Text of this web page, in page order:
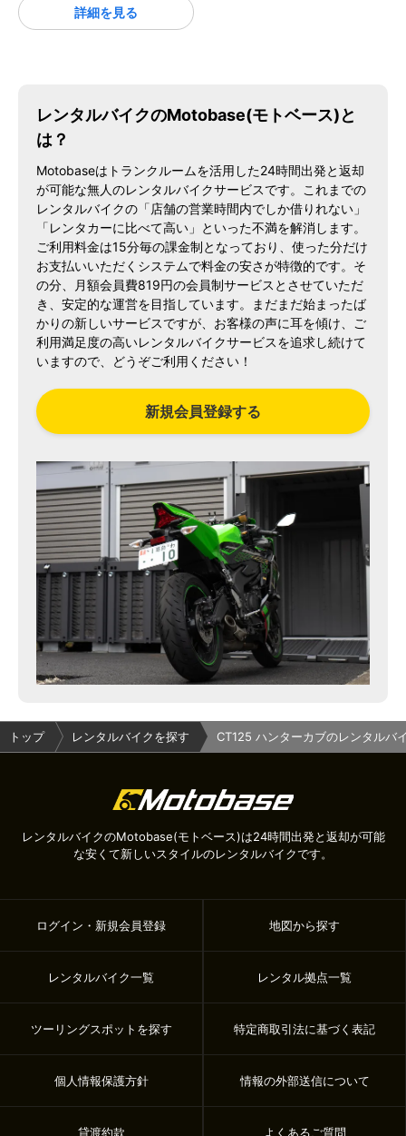
詳細を見る
レンタルバイクのMotobase(モトベース)と
は？
Motobaseはトランクルームを活用した24時間出発と返却
が可能な無人のレンタルバイクサービスです。これまでの
レンタルバイクの「店舗の営業時間内でしか借りれない」
「レンタカーに比べて高い」といった不満を解消します。
ご利用料金は15分毎の課金制となっており、使った分だけ
お支払いいただくシステムで料金の安さが特徴的です。そ
の分、月額会員費819円の会員制サービスとさせていただ
き、安定的な運営を目指しています。まだまだ始まったば
かりの新しいサービスですが、お客様の声に耳を傾け、ご
利用満足度の高いレンタルバイクサービスを追求し続けて
いますので、どうぞご利用ください！
新規会員登録する
トップ レンタルバイクを探す CT125 ハンターカブのレンタルバ
レンタルバイクのMotobase(モトベース)は24時間出発と返却が可能
な安くて新しいスタイルのレンタルバイクです。
ログイン・新規会員登録 地図から探す
レンタルバイク一覧 レンタル拠点一覧
ツーリングスポットを探す 特定商取引法に基づく表記
個人情報保護方針 情報の外部送信について
貸渡約款 よくあるご質問